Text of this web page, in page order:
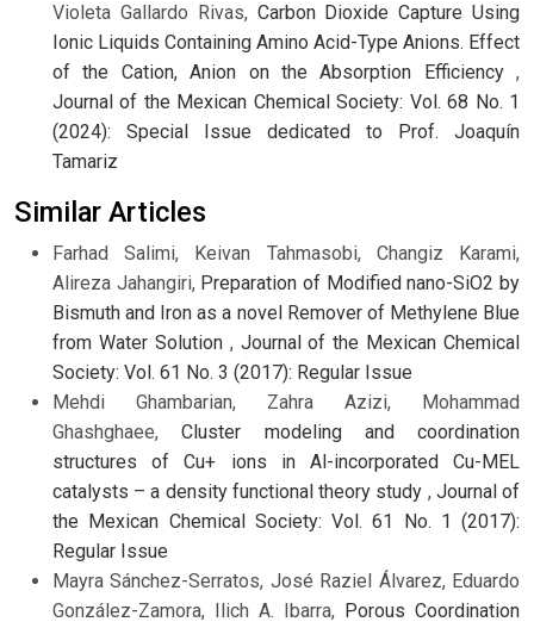
Violeta Gallardo Rivas, Carbon Dioxide Capture Using
Ionic Liquids Containing Amino Acid-Type Anions. Effect
of the Cation, Anion on the Absorption Efficiency ,
Journal of the Mexican Chemical Society: Vol. 68 No. 1
(2024): Special Issue dedicated to Prof. Joaquín
Tamariz
Similar Articles
Farhad Salimi, Keivan Tahmasobi, Changiz Karami,
Alireza Jahangiri, Preparation of Modified nano-SiO2 by
Bismuth and Iron as a novel Remover of Methylene Blue
from Water Solution , Journal of the Mexican Chemical
Society: Vol. 61 No. 3 (2017): Regular Issue
Mehdi Ghambarian, Zahra Azizi, Mohammad
Ghashghaee,Cluster modeling and coordination
structures of Cu+ ions in Al-incorporated Cu-MEL
catalysts – a density functional theory study , Journal of
the Mexican Chemical Society: Vol. 61 No. 1 (2017):
Regular Issue
Mayra Sánchez-Serratos, José Raziel Álvarez, Eduardo
González-Zamora, Ilich A. Ibarra, Porous Coordination